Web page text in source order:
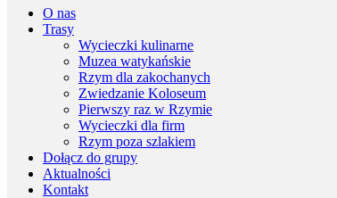
O nas
Trasy
Wycieczki kulinarne
Muzea watykańskie
Rzym dla zakochanych
Zwiedzanie Koloseum
Pierwszy raz w Rzymie
Wycieczki dla firm
Rzym poza szlakiem
Dołącz do grupy
Aktualności
Kontakt